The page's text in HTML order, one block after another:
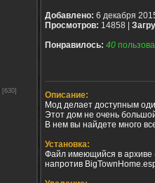
[630]
Добавлено: 6 декабря
Просмотров: 14858 |
Понравилось: 40
Описание:
Мод делает доступным
Этот дом не очень
В нем вы найдете много
Установка:
Файл имеющийся в архиве
напротив